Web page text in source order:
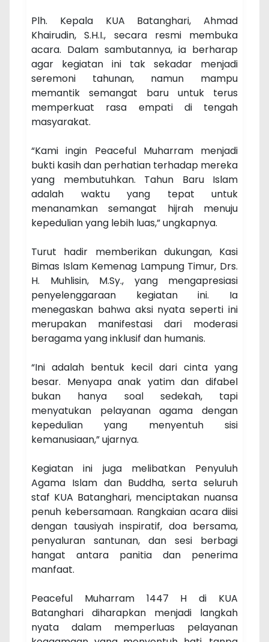
Plh. Kepala KUA Batanghari, Ahmad
Khairudin, S.H.I., secara resmi membuka
acara. Dalam sambutannya, ia berharap
agar kegiatan ini tak sekadar menjadi
seremoni tahunan, namun mampu
memantik semangat baru untuk terus
memperkuat rasa empati di tengah
masyarakat.
“Kami ingin Peaceful Muharram menjadi
bukti kasih dan perhatian terhadap mereka
yang membutuhkan. Tahun Baru Islam
adalah waktu yang tepat untuk
menanamkan semangat hijrah menuju
kepedulian yang lebih luas,” ungkapnya.
Turut hadir memberikan dukungan, Kasi
Bimas Islam Kemenag Lampung Timur, Drs.
H. Muhlisin, M.Sy., yang mengapresiasi
penyelenggaraan kegiatan ini. Ia
menegaskan bahwa aksi nyata seperti ini
merupakan manifestasi dari moderasi
beragama yang inklusif dan humanis.
“Ini adalah bentuk kecil dari cinta yang
besar. Menyapa anak yatim dan difabel
bukan hanya soal sedekah, tapi
menyatukan pelayanan agama dengan
kepedulian yang menyentuh sisi
kemanusiaan,” ujarnya.
Kegiatan ini juga melibatkan Penyuluh
Agama Islam dan Buddha, serta seluruh
staf KUA Batanghari, menciptakan nuansa
penuh kebersamaan. Rangkaian acara diisi
dengan tausiyah inspiratif, doa bersama,
penyaluran santunan, dan sesi berbagi
hangat antara panitia dan penerima
manfaat.
Peaceful Muharram 1447 H di KUA
Batanghari diharapkan menjadi langkah
nyata dalam memperluas pelayanan